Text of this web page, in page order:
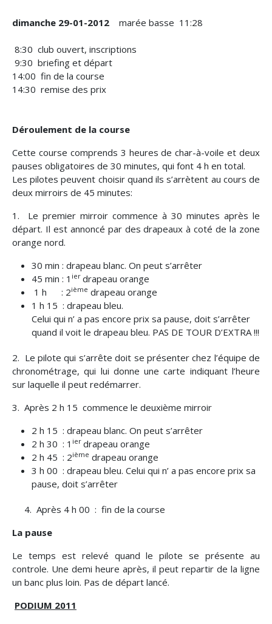
dimanche 29-01-2012 marée basse 11:28
8:30 club ouvert, inscriptions
9:30 briefing et départ
14:00 fin de la course
14:30 remise des prix
Déroulement de la course
Cette course comprends 3 heures de char-à-voile et deux
pauses obligatoires de 30 minutes, qui font 4 h en total.
Les pilotes peuvent choisir quand ils s’arrètent au cours de
deux mirroirs de 45 minutes:
1. Le premier mirroir commence à 30 minutes après le
départ. Il est annoncé par des drapeaux à coté de la zone
orange nord.
30 min : drapeau blanc. On peut s’arrêter
45 min : 1 ier drapeau orange
1 h : 2ième drapeau orange
1 h 15 : drapeau bleu.
Celui qui n’ a pas encore prix sa pause, doit s’arrêter
quand il voit le drapeau bleu. PAS DE TOUR D’EXTRA !!!
2. Le pilote qui s’arrête doit se présenter chez l’équipe de
chronométrage, qui lui donne une carte indiquant l’heure
sur laquelle il peut redémarrer.
3. Après 2 h 15 commence le deuxième mirroir
2 h 15 : drapeau blanc. On peut s’arrêter
2 h 30 : 1 ier drapeau orange
2 h 45 : 2ième drapeau orange
3 h 00 : drapeau bleu. Celui qui n’ a pas encore prix sa
pause, doit s’arrêter
4. Après 4 h 00 : fin de la course
La pause
Le temps est relevé quand le pilote se présente au
controle. Une demi heure après, il peut repartir de la ligne
un banc plus loin. Pas de départ lancé.
PODIUM 2011